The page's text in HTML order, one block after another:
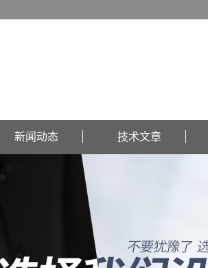
新闻动态 技术文章